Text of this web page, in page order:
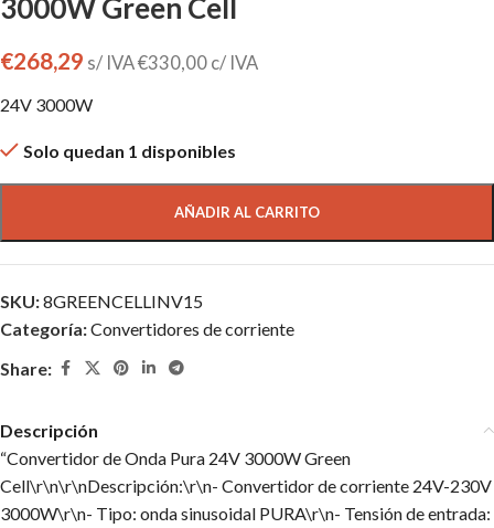
3000W Green Cell
€268,29 s/ IVA€330,00 c/ IVA
24V 3000W
Solo quedan 1 disponibles
AÑADIR AL CARRITO
SKU:8GREENCELLINV15
Categoría:Convertidores de corriente
Share:
Descripción
“Convertidor de Onda Pura 24V 3000W Green
Cell\r\n\r\nDescripción:\r\n- Convertidor de corriente 24V-230V
3000W\r\n- Tipo: onda sinusoidal PURA\r\n- Tensión de entrada: